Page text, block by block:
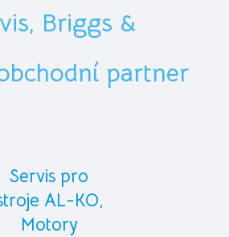
Briggs &
partner
Servis pro
AL-KO,
Motory